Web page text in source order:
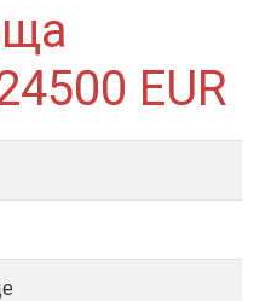
EUR